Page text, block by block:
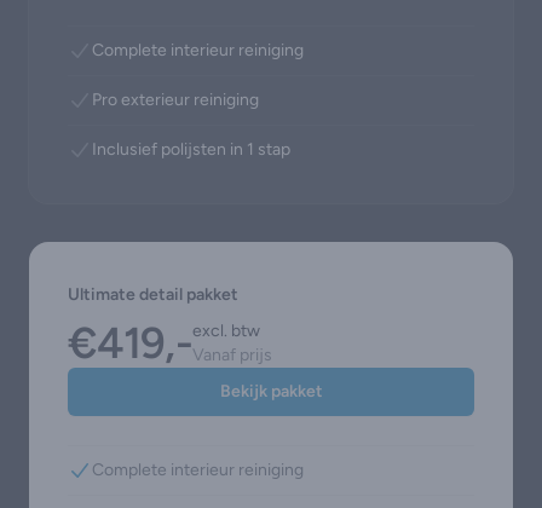
Complete interieur reiniging
Pro exterieur reiniging
Inclusief polijsten in 1 stap
Ultimate detail pakket
€419,-excl. btw
Vanaf prijs
Bekijk pakket
Complete interieur reiniging